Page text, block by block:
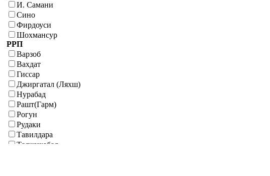
И. Самани
Сино
Фирдоуси
Шохмансур
РРП
Варзоб
Вахдат
Гиссар
Джиргатал (Ляхш)
Нурабад
Рашт(Гарм)
Рогун
Рудаки
Тавилдара
Таджикабад